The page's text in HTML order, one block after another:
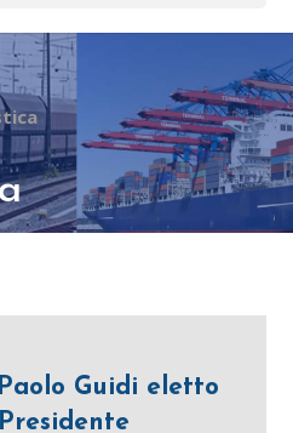
Guidi eletto